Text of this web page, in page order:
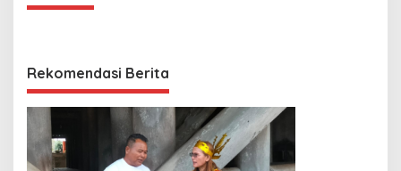
Rekomendasi Berita